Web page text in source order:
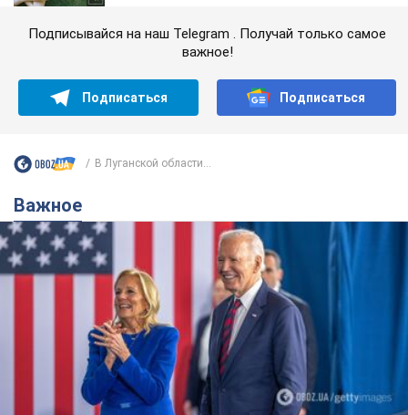
Подписывайся на наш Telegram . Получай только самое
важное!
Подписаться Подписаться
В Луганской области...
Важное